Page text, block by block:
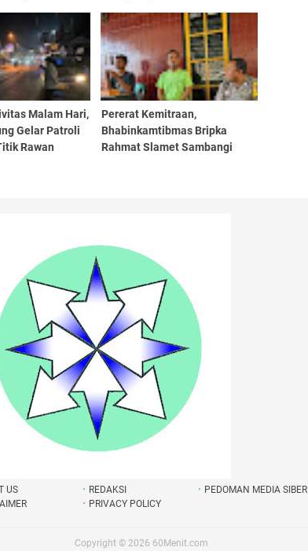
Nyaman
Malam Hari,
Gelar Patroli
Rawan
Pererat Kemitraan,
Bhabinkamtibmas Bripka
Rahmat Slamet Sambangi
US REDAKSI
PEDOMAN MEDIA SIBER
PRIVACY POLICY
Copyright © 2026 60Menit.com